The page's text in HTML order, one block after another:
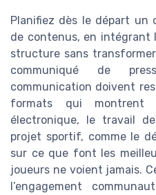
Planifiez dès le départ un
de contenus, en intégrant
structure sans
communiqué de
communication doivent
formats qui montrent
électronique, le travail
projet sportif, comme le
sur ce que font les
joueurs ne voient jamais.
l’engagement